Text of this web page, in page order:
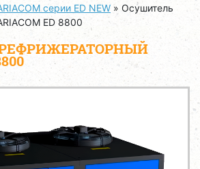
серии ED NEW » Осушитель
ED 8800